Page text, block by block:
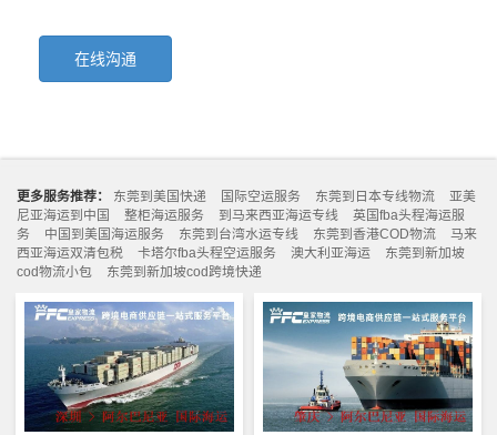
在线沟通
更多服务推荐： 东莞到美国快递 国际空运服务 东莞到日本专线物流
亚美
尼亚海运到中国
整柜海运服务 到马来西亚海运专线
英国fba头程海运服
务
中国到美国海运服务 东莞到台湾水运专线 东莞到香港COD物流
马来
西亚海运双清包税
卡塔尔fba头程空运服务 澳大利亚海运
东莞到新加坡
cod物流小包
东莞到新加坡cod跨境快递